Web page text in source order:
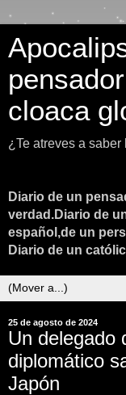
cloaca
¿Te atreves a saber
Diario de un
verdad.Diario de
español,de un
Diario de un
25 de agosto de 2024
Un delegado
diplomático
Japón